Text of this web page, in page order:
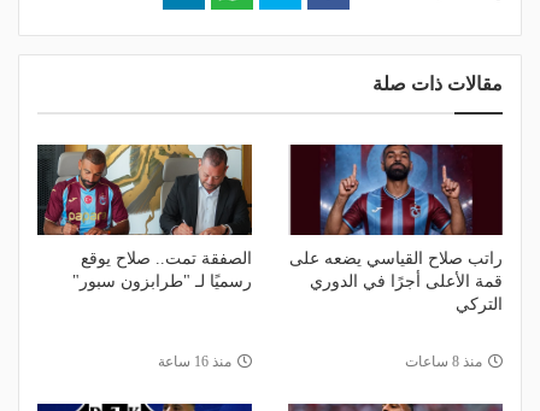
مقالات ذات صلة
راتب صلاح القياسي يضعه على
قمة الأعلى أجرًا في الدوري
التركي
منذ 8 ساعات
الصفقة تمت.. صلاح يوقع
رسميًا لـ "طرابزون سبور"
منذ 16 ساعة